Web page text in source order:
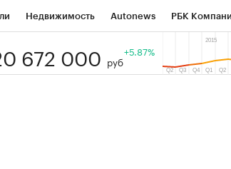
Недвижимость Autonews РБК
Тренды
672 000 руб
+5.87%